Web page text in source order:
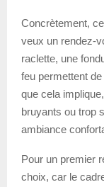
Concrètement,
veux un rendez-
raclette, une
feu permettent
que cela
bruyants ou trop
ambiance
Pour un premier
choix, car le